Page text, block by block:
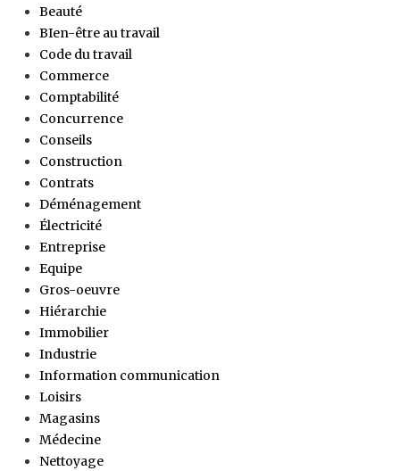
Beauté
BIen-être au travail
Code du travail
Commerce
Comptabilité
Concurrence
Conseils
Construction
Contrats
Déménagement
Électricité
Entreprise
Equipe
Gros-oeuvre
Hiérarchie
Immobilier
Industrie
Information communication
Loisirs
Magasins
Médecine
Nettoyage